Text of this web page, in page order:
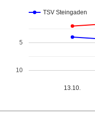
TSV Steingaden
13.10.
5
10